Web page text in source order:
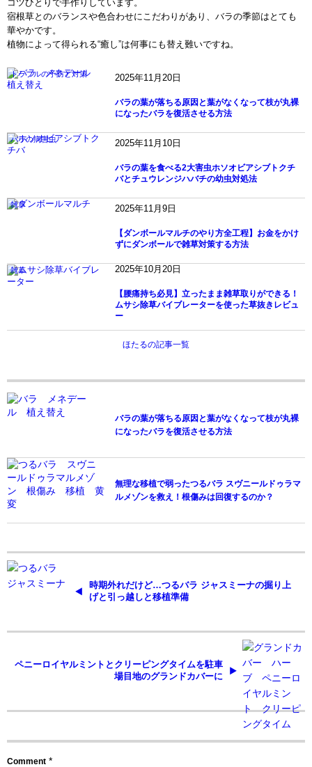
コツひとりで手作りしています。
宿根草とのバランスや色合わせにこだわりがあり、バラの季節はとても
華やかです。
植物によって得られる“癒し”は何事にも替え難いですね。
トラブルの予防と対策 2025年11月20日
バラの葉が落ちる原因と葉がなくなって枝が丸裸
になったバラを復活させる方法
バラの病害虫 2025年11月10日
バラの葉を食べる2大害虫ホソオビアシブトクチ
バとチュウレンジハバチの幼虫対処法
雑草 2025年11月9日
【ダンボールマルチのやり方全工程】お金をかけ
ずにダンボールで雑草対策する方法
雑草 2025年10月20日
【腰痛持ち必見】立ったまま雑草取りができる！
ムサシ除草バイブレーターを使った草抜きレビュ
ー
ほたるの記事一覧
バラの葉が落ちる原因と葉がなくなって枝が丸裸
になったバラを復活させる方法
無理な移植で弱ったつるバラ スヴニールドゥラマ
ルメゾンを救え！根傷みは回復するのか？
時期外れだけど…つるバラ ジャスミーナの掘り上
げと引っ越しと移植準備
ペニーロイヤルミントとクリーピングタイムを駐車
場目地のグランドカバーに
Comment *